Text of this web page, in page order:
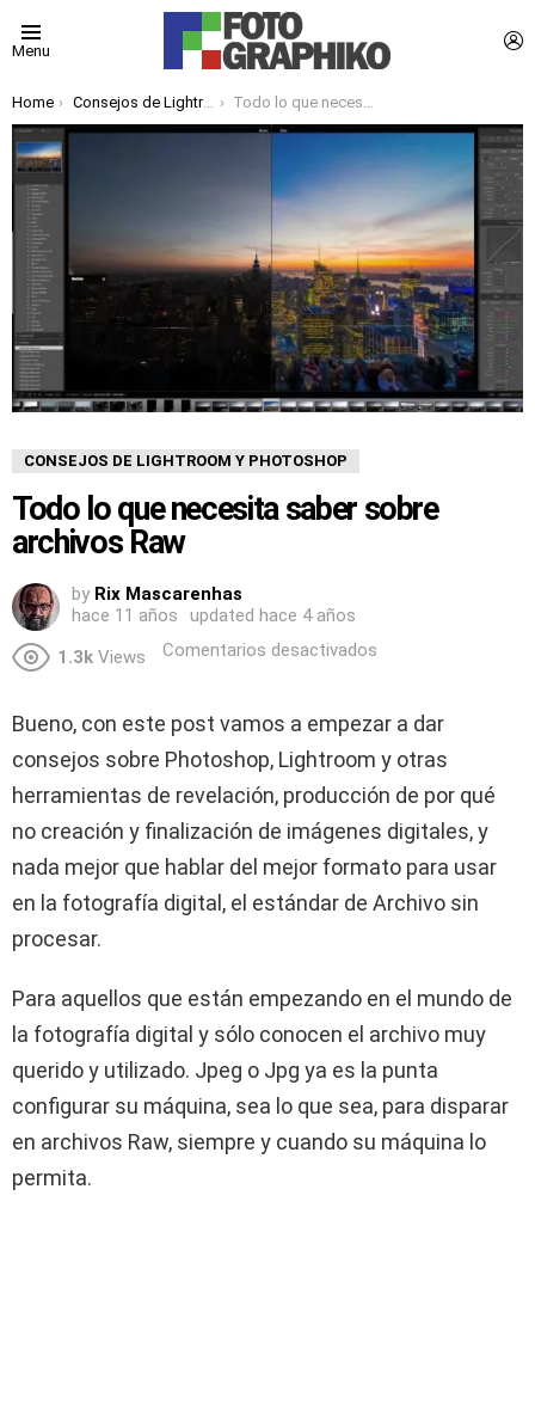
Menu
You are here:
Home Consejos de Lightroom y Photoshop Todo lo que necesita saber sobre archivos Raw
CONSEJOS DE LIGHTROOM Y PHOTOSHOP
Todo lo que necesita saber sobre
archivos Raw
by Rix Mascarenhas
hace 11 años
updated hace 4 años
1.3k Views Comentarios desactivados
Bueno, con este post vamos a empezar a dar
consejos sobre Photoshop, Lightroom y otras
herramientas de revelación, producción de por qué
no creación y finalización de imágenes digitales, y
nada mejor que hablar del mejor formato para usar
en la fotografía digital, el estándar de Archivo sin
procesar.
Para aquellos que están empezando en el mundo de
la fotografía digital y sólo conocen el archivo muy
querido y utilizado. Jpeg o Jpg ya es la punta
configurar su máquina, sea lo que sea, para disparar
en archivos Raw, siempre y cuando su máquina lo
permita.